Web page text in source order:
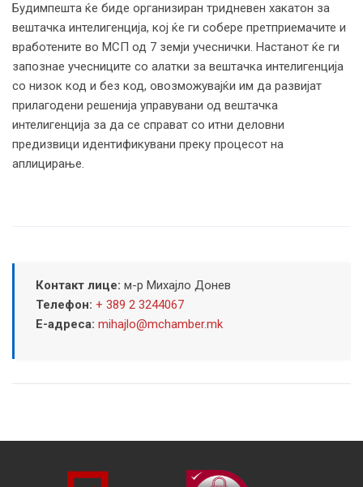
Будимпешта ќе биде организиран тридневен хакатон за
вештачка интелигенција, кој ќе ги собере претприемачите и
вработените во МСП од 7 земји учеснички. Настанот ќе ги
запознае учесниците со алатки за вештачка интелигенција
со низок код и без код, овозможувајќи им да развијат
прилагодени решенија управувани од вештачка
интелигенција за да се справат со итни деловни
предизвици идентификувани преку процесот на
аплицирање.
Контакт лице: м-р Михајло Донев
Телефон: + 389 2 3244067
Е-адреса: mihajlo@mchamber.mk